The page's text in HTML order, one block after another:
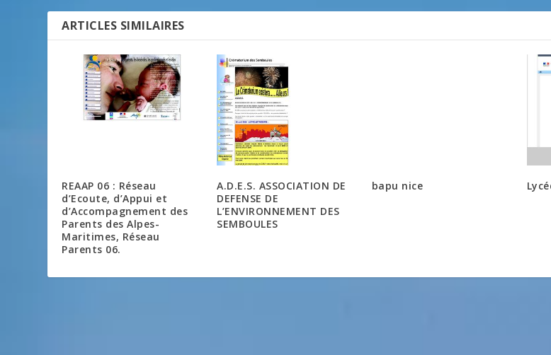
ARTICLES SIMILAIRES
REAAP 06 : Réseau
d’Ecoute, d’Appui et
d’Accompagnement des
Parents des Alpes-
Maritimes, Réseau
Parents 06.
A.D.E.S. ASSOCIATION DE
DEFENSE DE
L’ENVIRONNEMENT DES
SEMBOULES
bapu nice